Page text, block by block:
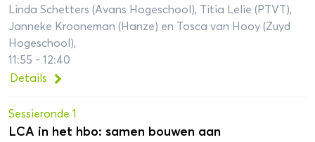
Linda Schetters (Avans Hogeschool), Titia Lelie (PTVT),
Janneke Krooneman (Hanze) en Tosca van Hooy (Zuyd
Hogeschool),
11:55 - 12:40
Details
Sessieronde 1
LCA in het hbo: samen bouwen aan